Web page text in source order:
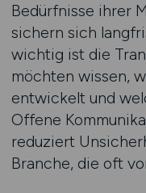
Bedürfnisse ihrer
sichern sich
wichtig ist die
möchten wissen,
entwickelt und
Offene
reduziert
Branche, die oft